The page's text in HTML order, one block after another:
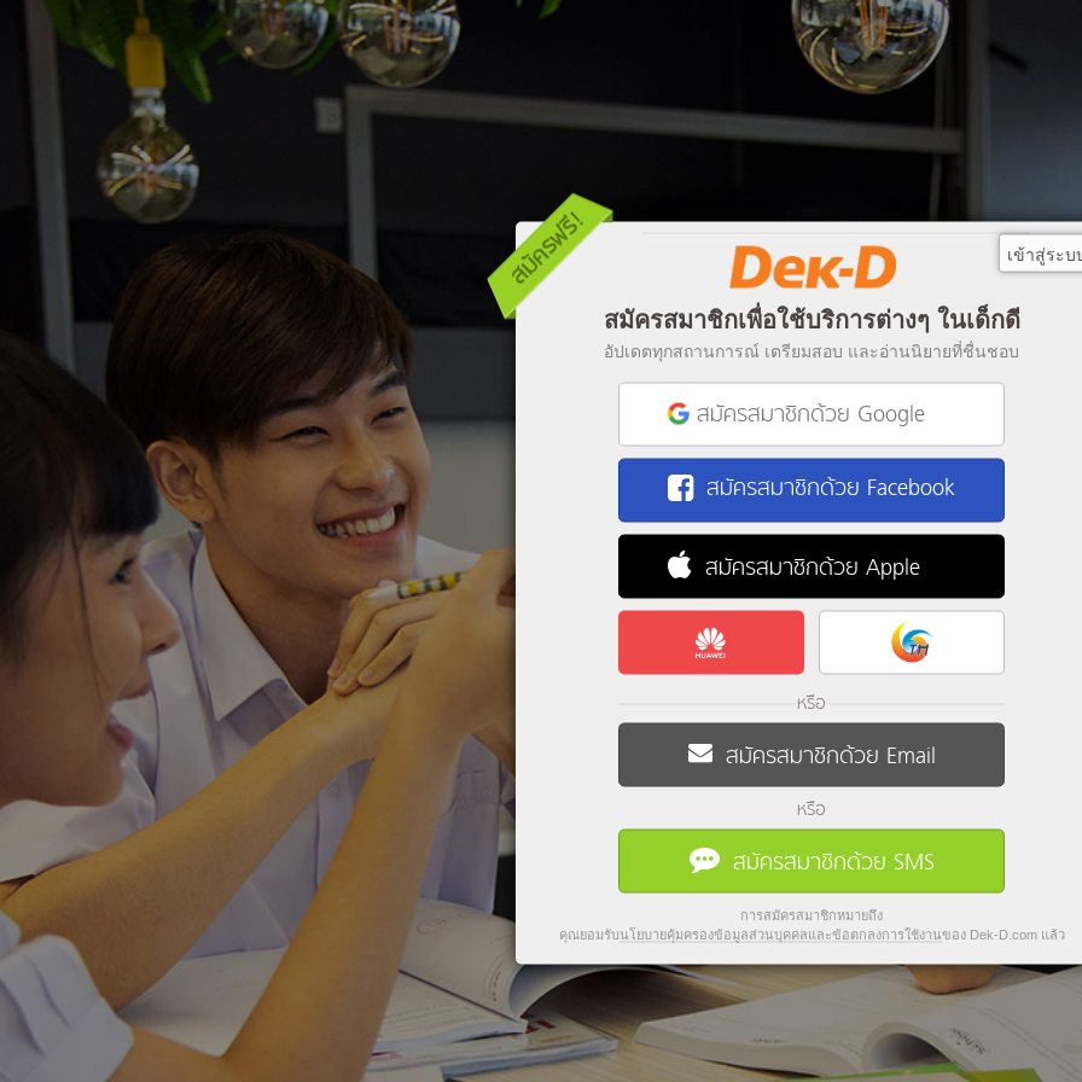
สมัครสมาชิกเพื่อใช้บริการต่างๆ ในเด็กดี
อัปเดตทุกสถานการณ์ เตรียมสอบ และอ่านนิยายที่ชื่นชอบ
สมัครสมาชิกด้วย Google
สมัครสมาชิกด้วย Facebook
สมัครสมาชิกด้วย Apple
หรือ
สมัครสมาชิกด้วย Email
หรือ
สมัครสมาชิกด้วย SMS
การสมัครสมาชิกหมายถึง
คุณยอมรับนโยบายคุ้มครองข้อมูลส่วนบุคคลและข้อตกลงการใช้งานของ Dek-D.com แล้ว
เข้าสู่ระบ